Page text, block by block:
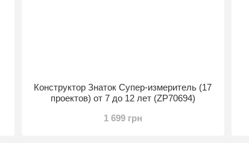
Конструктор Знаток Супер-измеритель (17
проектов) от 7 до 12 лет (ZP70694)
1 699 грн